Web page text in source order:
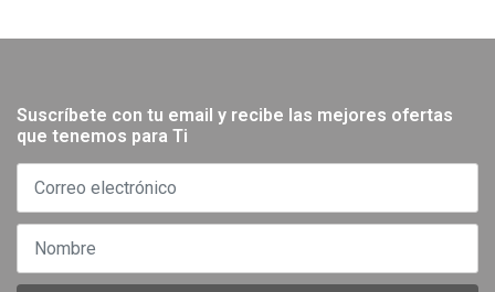
Suscríbete con tu email y recibe las mejores ofertas
que tenemos para Ti